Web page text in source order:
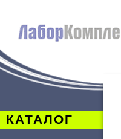
КАТАЛОГ